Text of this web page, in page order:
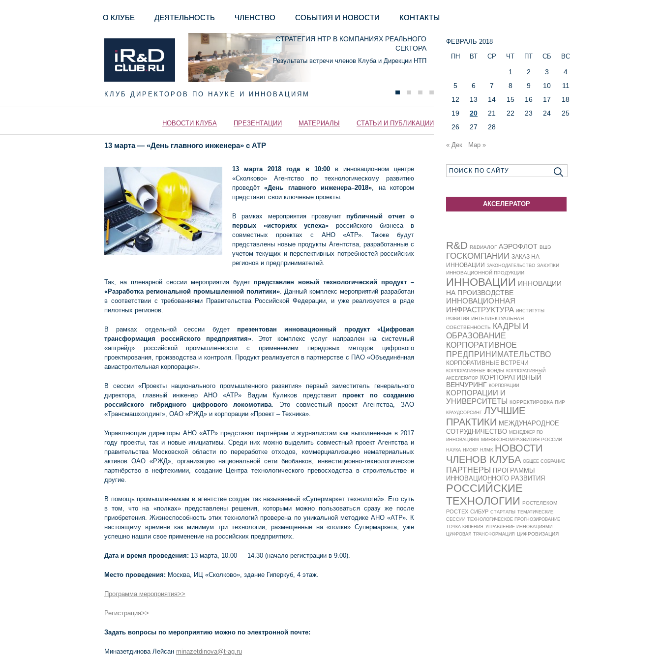
О КЛУБЕ ДЕЯТЕЛЬНОСТЬ ЧЛЕНСТВО СОБЫТИЯ И НОВОСТИ КОНТАКТЫ
СТРАТЕГИЯ НТР В КОМПАНИЯХ РЕАЛЬНОГО
СЕКТОРА
Результаты встречи членов Клуба и Дирекции НТП
КЛУБ ДИРЕКТОРОВ ПО НАУКЕ И ИННОВАЦИЯМ
НОВОСТИ КЛУБА ПРЕЗЕНТАЦИИ МАТЕРИАЛЫ СТАТЬИ И ПУБЛИКАЦИИ
13 марта — «День главного инженера» с АТР
13 марта 2018 года в 10:00в инновационном центре
«Сколково» Агентство по технологическому развитию
проведёт«День главного инженера–2018», на котором
представит свои ключевые проекты.
В рамках мероприятия прозвучитпубличный отчет
о
первых «историях успеха» российского бизнеса в
совместных проектах с АНО «АТР». Также будут
представлены новые продукты Агентства, разработанные с
учетом текущих и перспективных потребностей российских
регионов и предпринимателей.
Так, на пленарной сессии мероприятия будетпредставлен
новый технологический продукт –
«Разработка региональной промышленной политики». Данный комплекс мероприятий разработан
в соответствии с требованиями Правительства Российской Федерации, и уже реализуется в ряде
пилотных регионов.
В рамках отдельной сессии будетпрезентован инновационный продукт «Цифровая
трансформация российского предприятия». Этот комплекс услуг направлен на системный
«апгрейд» российской промышленности с применением передовых методов цифрового
проектирования, производства и контроля. Продукт реализуется в партнерстве с ПАО «Объединённая
авиастроительная корпорация».
В сессии «Проекты национального промышленного развития» первый заместитель генерального
директора, главный инженер АНО «АТР» Вадим Куликов представит проект по созданию
российского гибридного цифрового локомотива. Это совместный проект Агентства, ЗАО
«Трансмашхолдинг», ОАО «РЖД» и корпорации «Проект – Техника».
Управляющие директоры АНО «АТР» представят партнёрам и журналистам как выполненные в 2017
году проекты, так и новые инициативы. Среди них можно выделить совместный проект Агентства и
правительства Московской области по переработке отходов, коммерциализацию нематериальных
активов ОАО «РЖД», организацию национальной сети биобанков, инвестиционно-технологическое
партнёрство в нефтехимии, создание Центра технологического превосходства в строительстве и
другие.
В помощь промышленникам в агентстве создан так называемый «Супермаркет технологий». Его суть
в том, что на «полках» представлены решения, которыми можно пользоваться сразу же после
приобретения. Жизнеспособность этих технологий проверена по уникальной методике АНО «АТР». К
настоящему времени как минимум три технологии, размещенные на «полке» Супермаркета, уже
успешно нашли свое применение на российских предприятиях.
Дата и время проведения: 13 марта, 10.00 — 14.30 (начало регистрации в 9.00).
Место проведения: Москва, ИЦ «Сколково», здание Гиперкуб, 4 этаж.
Программа мероприятия>>
Регистрация>>
Задать вопросы по мероприятию можно по электронной почте:
Миназетдинова Лейсан minazetdinova@t-ag.ru
ФЕВРАЛЬ 2018
ПН
ВТ СР ЧТ ПТ СБ ВС
1 2 3
4
5
6 7 8 9 10
11
12
13 14 15 16 17
18
19
20 21 22 23 24
25
26
27 28
« Дек Мар »
АКСЕЛЕРАТОР
R&D R&DИАЛОГ АЭРОФЛОТ ВШЭ
ГОСКОМПАНИИ ЗАКАЗ НА
ИННОВАЦИИ ЗАКОНОДАТЕЛЬСТВО ЗАКУПКИ
ИННОВАЦИОННОЙ ПРОДУКЦИИ
ИННОВАЦИИ ИННОВАЦИИ
НА ПРОИЗВОДСТВЕ
ИННОВАЦИОННАЯ
ИНФРАСТРУКТУРА ИНСТИТУТЫ
РАЗВИТИЯ
ИНТЕЛЛЕКТУАЛЬНАЯ
СОБСТВЕННОСТЬ КАДРЫ И
ОБРАЗОВАНИЕ
КОРПОРАТИВНОЕ
ПРЕДПРИНИМАТЕЛЬСТВО
КОРПОРАТИВНЫЕ ВСТРЕЧИ
КОРПОРАТИВНЫЕ ФОНДЫ
КОРПОРАТИВНЫЙ
АКСЕЛЕРАТОР КОРПОРАТИВНЫЙ
ВЕНЧУРИНГ КОРПОРАЦИИ
КОРПОРАЦИИ И
УНИВЕРСИТЕТЫ КОРРЕКТИРОВКА ПИР
КРАУДСОРСИНГ ЛУЧШИЕ
ПРАКТИКИ МЕЖДУНАРОДНОЕ
СОТРУДНИЧЕСТВО МЕНЕДЖЕР ПО
ИННОВАЦИЯМ
МИНЭКОНОМРАЗВИТИЯ РОССИИ
НАУКА НИОКР НЛМК НОВОСТИ
ЧЛЕНОВ КЛУБА ОБЩЕЕ СОБРАНИЕ
ПАРТНЕРЫ
ПРОГРАММЫ
ИННОВАЦИОННОГО РАЗВИТИЯ
РОССИЙСКИЕ
ТЕХНОЛОГИИ
РОСТЕЛЕКОМ
РОСТЕХ СИБУР СТАРТАПЫ ТЕМАТИЧЕСКИЕ
СЕССИИ ТЕХНОЛОГИЧЕСКОЕ ПРОГНОЗИРОВАНИЕ
ТОЧКА КИПЕНИЯ УПРАВЛЕНИЕ ИННОВАЦИЯМИ
ЦИФРОВАЯ ТРАНСФОРМАЦИЯ
ЦИФРОВИЗАЦИЯ